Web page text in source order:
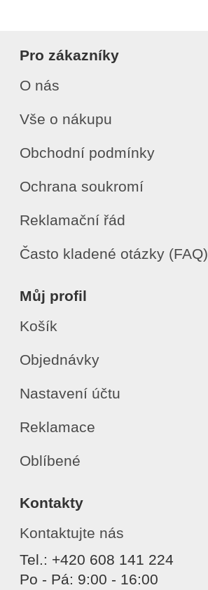
Pro zákazníky
O nás
Vše o nákupu
Obchodní podmínky
Ochrana soukromí
Reklamační řád
Často kladené otázky (FAQ)
Můj profil
Košík
Objednávky
Nastavení účtu
Reklamace
Oblíbené
Kontakty
Kontaktujte nás
Tel.: +420 608 141 224
Po - Pá: 9:00 - 16:00